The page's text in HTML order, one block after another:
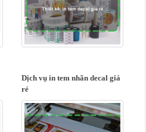
Dịch vụ in tem nhãn decal giá
rẻ